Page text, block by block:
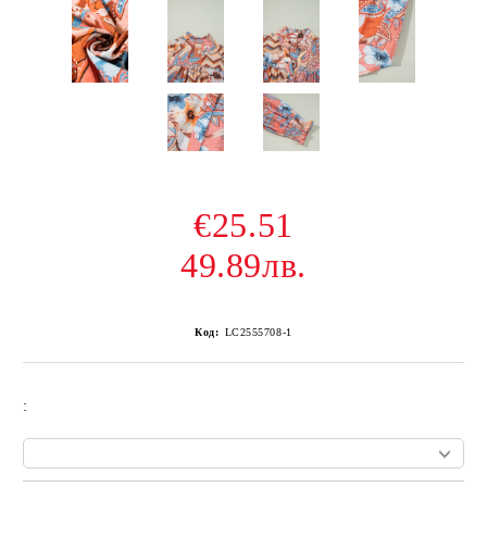
€25.51
49.89лв.
Код: LC2555708-1
: